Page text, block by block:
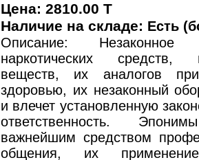
Цена: 2810.00 T
Наличие на складе: Есть
Описание: Незаконное
наркотических средств,
веществ, их аналогов
здоровью, их незаконный
и влечет установленную
ответственность.
важнейшим средством
общения, их